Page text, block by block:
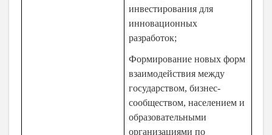
инвестирования для
инновационных
разработок;
Формирование новых форм
взаимодействия между
государством, бизнес-
сообществом, населением и
образовательными
организациями по